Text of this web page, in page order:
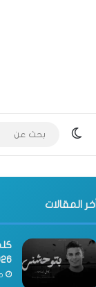
الوضع المظلم
أخر المقالات